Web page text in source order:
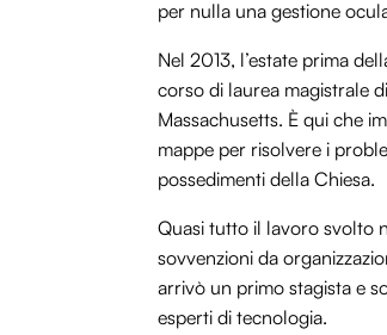
per nulla una gestione
Nel 2013, l’estate prima
corso di laurea magistrale
Massachusetts. È qui che
mappe per risolvere i
possedimenti della Chiesa.
Quasi tutto il lavoro svolto
sovvenzioni da
arrivò un primo stagista e
esperti di tecnologia.